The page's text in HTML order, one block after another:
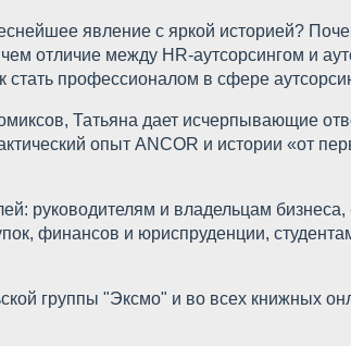
явление с яркой историей?
отличие между HR-аутсорсингом и
стать профессионалом в сфере
Татьяна дает исчерпывающие
опыт ANCOR и истории «от
руководителям и владельцам
финансов и юриспруденции,
группы "Эксмо" и во всех книжных